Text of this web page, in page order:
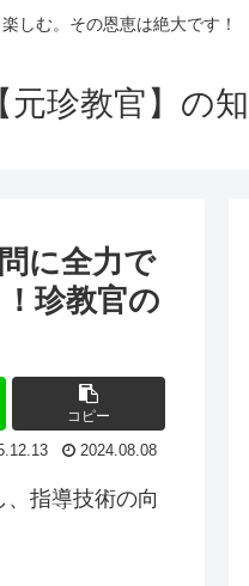
しむ。その恩恵は絶大です！
珍教官】の
に全力で
珍教官の
コピー
2024.08.08
指導技術の向